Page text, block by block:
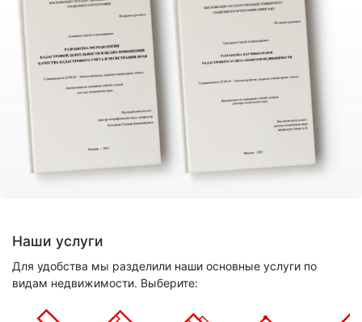
Наши услуги
Для удобства мы разделили наши основные услуги по
видам недвижимости. Выберите: